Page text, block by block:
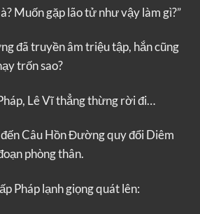
Muốn gặp lão tử như vậy làm gì?”
đã truyền âm triệu tập, hắn cũng
trốn sao?
Lê Vĩ thẳng thừng rời đi…
Câu Hồn Đường quy đổi Diêm
phòng thân.
Pháp lạnh giọng quát lên: